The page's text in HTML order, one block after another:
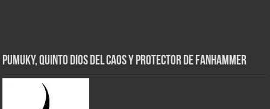
Pumuky, Quinto Dios del Caos y Protector de FanHammer